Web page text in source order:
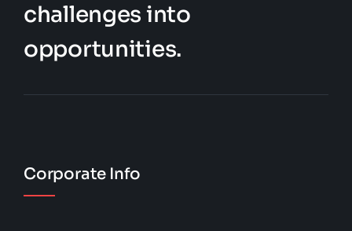
challenges into
opportunities.
Corporate Info